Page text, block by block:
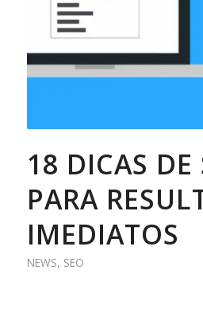
18 DICAS DE
PARA
IMEDIATOS
NEWS, SEO